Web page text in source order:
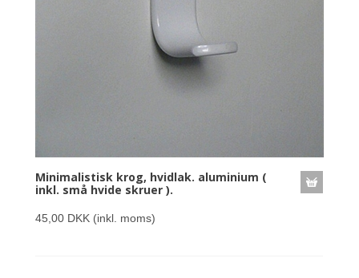
Minimalistisk krog, hvidlak. aluminium (
inkl. små hvide skruer ).
45,00 DKK (inkl. moms)